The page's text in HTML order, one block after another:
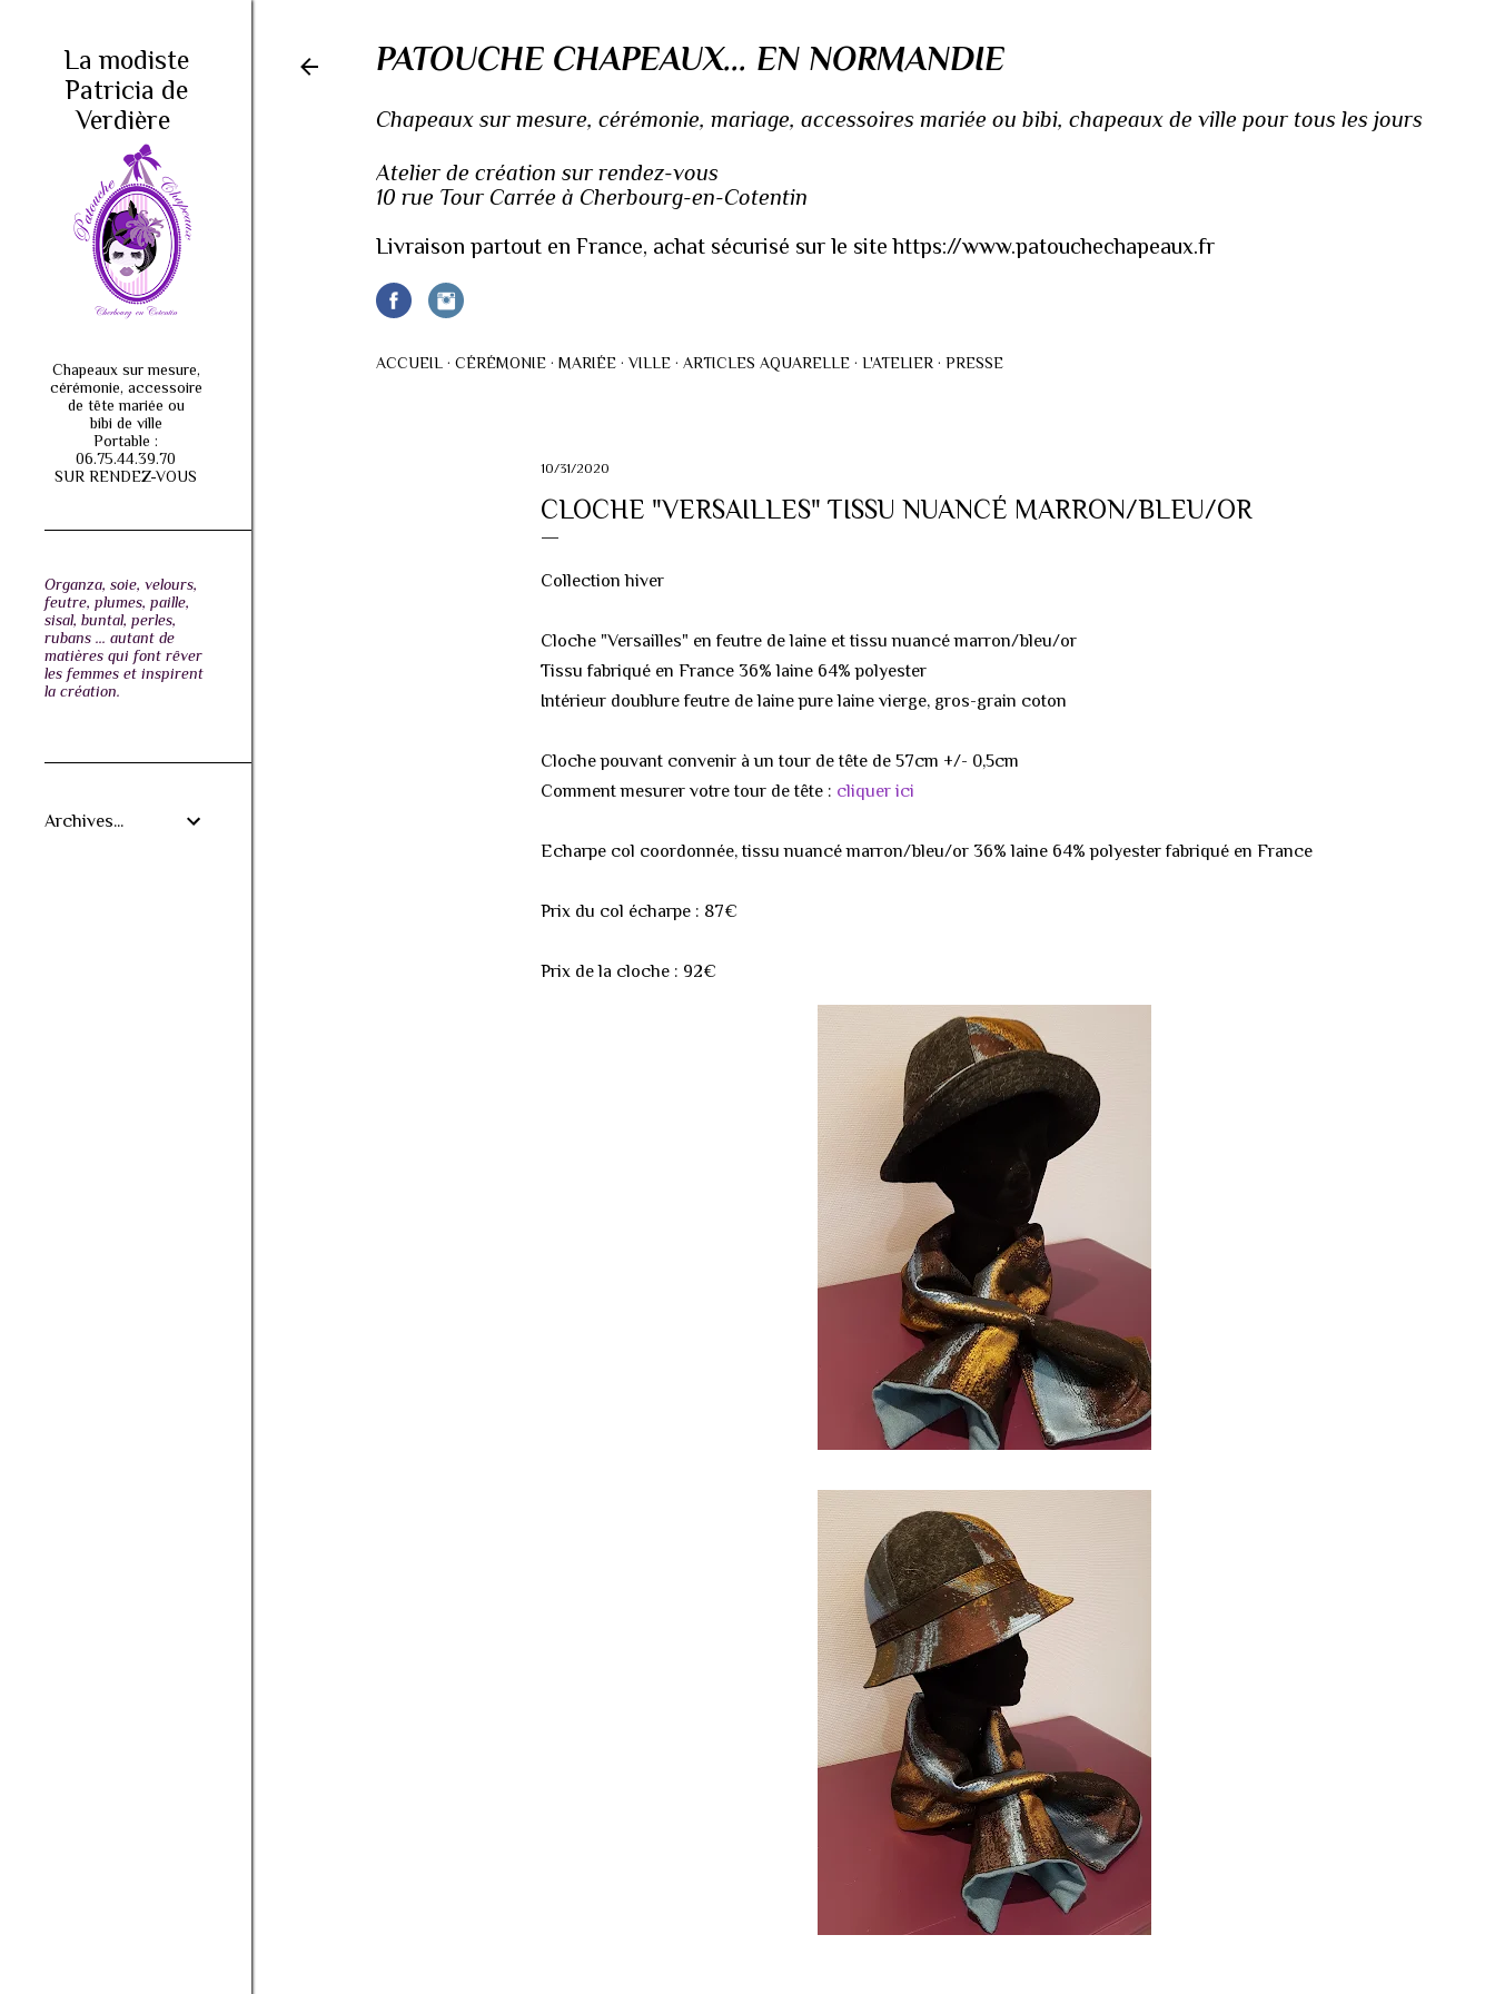
PATOUCHE CHAPEAUX... EN NORMANDIE
Chapeaux sur mesure, cérémonie, mariage, accessoires mariée ou bibi, chapeaux de ville pour tous les jours
Atelier de création sur rendez-vous
10 rue Tour Carrée à Cherbourg-en-Cotentin
Livraison partout en France, achat sécurisé sur le site https://www.patouchechapeaux.fr
ACCUEIL CÉRÉMONIE MARIÉE VILLE ARTICLES AQUARELLE L'ATELIER PRESSE
10/31/2020
CLOCHE "VERSAILLES" TISSU NUANCÉ MARRON/BLEU/OR
Collection hiver
Cloche "Versailles" en feutre de laine et tissu nuancé marron/bleu/or
Tissu fabriqué en France 36% laine 64% polyester
Intérieur doublure feutre de laine pure laine vierge, gros-grain coton
Cloche pouvant convenir à un tour de tête de 57cm +/- 0,5cm
Comment mesurer votre tour de tête : cliquer ici
Echarpe col coordonnée, tissu nuancé marron/bleu/or 36% laine 64% polyester fabriqué en France
Prix du col écharpe : 87€
Prix de la cloche : 92€
La modiste
Patricia de
Verdière
Chapeaux sur mesure,
cérémonie, accessoire
de tête mariée ou
bibi de ville
Portable :
06.75.44.39.70
SUR RENDEZ-VOUS
Organza, soie, velours,
feutre, plumes, paille,
sisal, buntal, perles,
rubans ... autant de
matières qui font rêver
les femmes et inspirent
la création.
Archives...